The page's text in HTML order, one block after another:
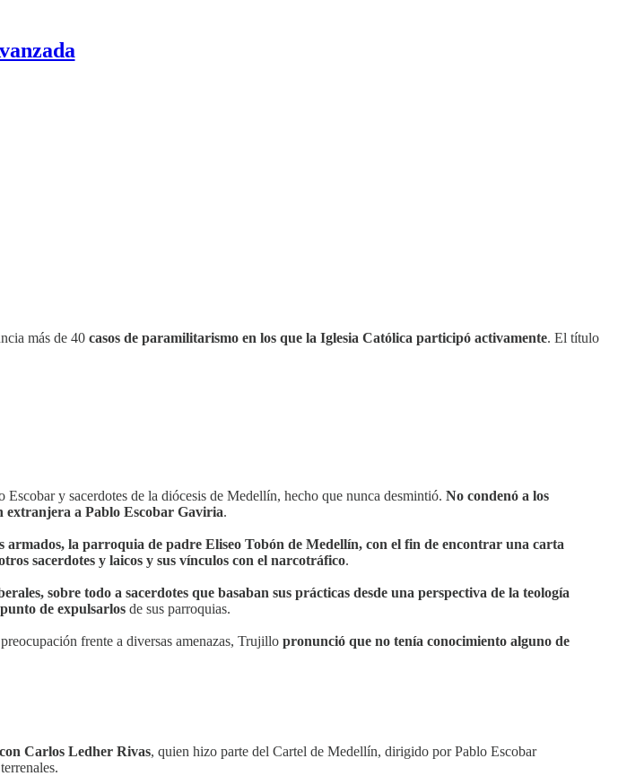
más de 40 casos de paramilitarismo en los que la Iglesia Católica participó activamente. El título
y sacerdotes de la diócesis de Medellín, hecho que nunca desmintió. No condenó a los
extranjera a Pablo Escobar Gaviria.
armados, la parroquia de padre Eliseo Tobón de Medellín, con el fin de encontrar una carta
sacerdotes y laicos y sus vínculos con el narcotráfico.
sobre todo a sacerdotes que basaban sus prácticas desde una perspectiva de la teología
de expulsarlos de sus parroquias.
frente a diversas amenazas, Trujillo pronunció que no tenía conocimiento alguno de
Carlos Ledher Rivas, quien hizo parte del Cartel de Medellín, dirigido por Pablo Escobar